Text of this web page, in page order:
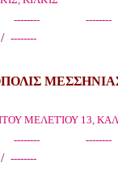
-------- --------
/ --------
ΜΕΛΕΤΊΟΥ 13,
-------- --------
/ --------